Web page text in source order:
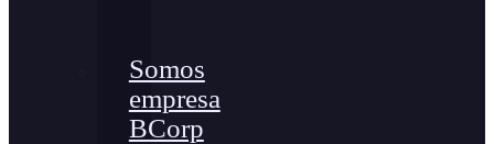
Somos
empresa
BCorp